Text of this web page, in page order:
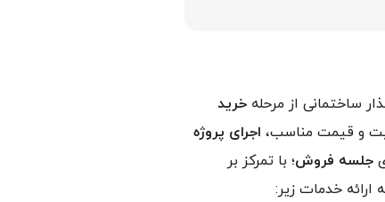
ساختمانی از مرحله خرید
و قیمت مناسب، اجرای پروژه
جلسه فروش؛ با تمرکز بر
خدمات زیر: